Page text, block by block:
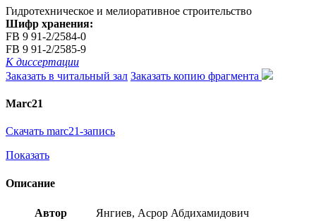
Гидротехническое и мелиоративное строительство
Шифр хранения:
FB 9 91-2/2584-0
FB 9 91-2/2585-9
К диссертации
Заказать в читальный зал Заказать копию фрагмента
Marc21
Скачать marc21-запись
Показать
Описание
Автор Янгиев, Асрор Абдихамидович